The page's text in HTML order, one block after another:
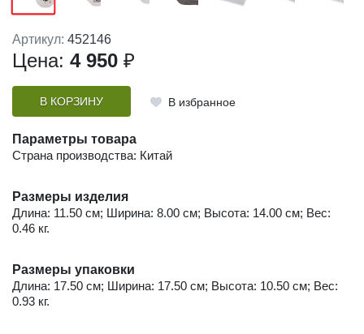
Артикул: 452146
Цена: 4 950 ₽
В КОРЗИНУ В избранное
Параметры товара
Страна производства: Китай
Размеры изделия
Длина: 11.50 см; Ширина: 8.00 см; Высота: 14.00 см; Вес:
0.46 кг.
Размеры упаковки
Длина: 17.50 см; Ширина: 17.50 см; Высота: 10.50 см; Вес:
0.93 кг.